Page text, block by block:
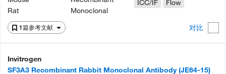
1篇参考文献 对比
Rat
Monoclonal
ICC/IF
Flow
Invitrogen
SF3A3 Recombinant Rabbit Monoclonal Antibody (JE64-15)